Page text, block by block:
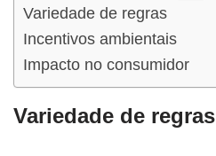
Variedade de regras
Incentivos ambientais
Impacto no consumidor
Variedade de regras